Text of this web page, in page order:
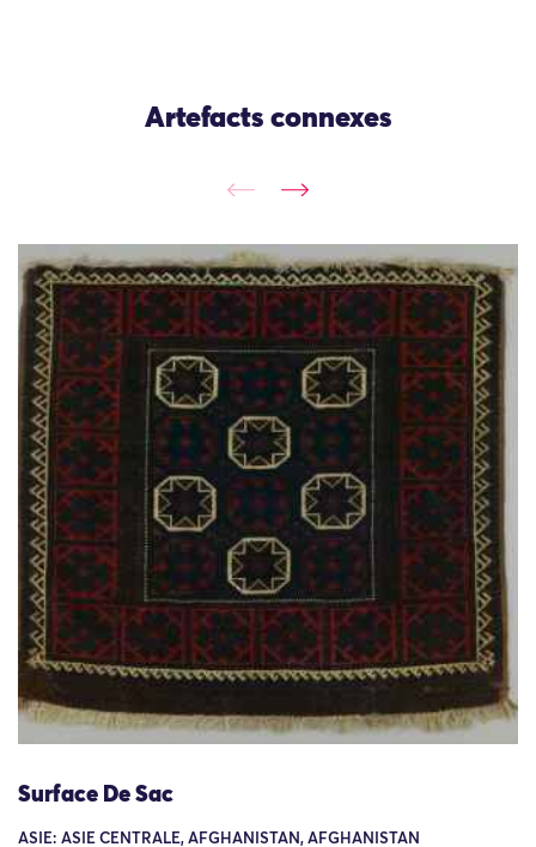
Artefacts connexes
Surface De Sac
ASIE: ASIE CENTRALE, AFGHANISTAN, AFGHANISTAN